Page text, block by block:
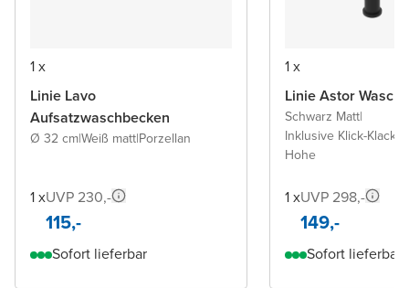
1 x
Linie Lavo
Aufsatzwaschbecken
Ø 32 cm|Weiß matt|Porzellan
1 xUVP 230,-
115,-
Sofort lieferbar
1 x
Linie Astor
Schwarz Matt|
Inklusive Klick-Klack
Hohe
1 xUVP 298,-
149,-
Sofort lieferbar